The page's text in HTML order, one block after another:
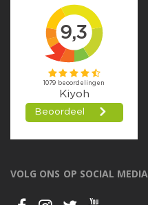
VOLG ONS OP SOCIAL MEDIA